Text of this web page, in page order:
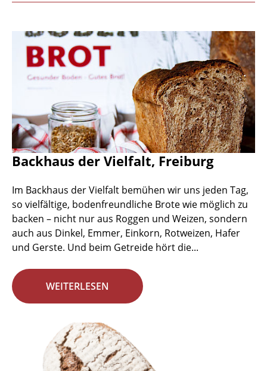
Backhaus der Vielfalt, Freiburg
Im Backhaus der Vielfalt bemühen wir uns jeden Tag,
so vielfältige, bodenfreundliche Brote wie möglich zu
backen – nicht nur aus Roggen und Weizen, sondern
auch aus Dinkel, Emmer, Einkorn, Rotweizen, Hafer
und Gerste. Und beim Getreide hört die...
WEITERLESEN